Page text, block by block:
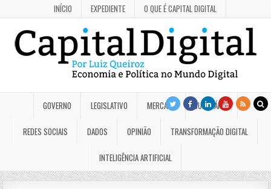
INÍCIO EXPEDIENTE O QUE É CAPITAL DIGITAL
GOVERNO LEGISLATIVO MERCADO JUDICIÁRIO
REDES SOCIAIS DADOS OPINIÃO TRANSFORMAÇÃO DIGITAL
INTELIGÊNCIA ARTIFICIAL